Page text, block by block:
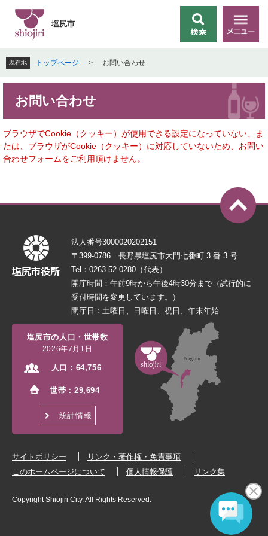
先
頭
で
を
飛
ば
本
文
へ
索
メ
ニ
塩尻市
現在地 トップページ > お問い合わせ
お問い合わせ
ブラウザでCookie（クッキー）が使用できる設定になっていない、ま
たは、ブラウザがCookie（クッキー）に対応していないため、お問い
合わせフォームをご利用頂けません。
法人番号3000020202151
〒399-0786 長野県塩尻市大門七番町 3 番 3 号
Tel：0263-52-0280（代表）
開庁時間：午前9時から午後4時30分まで（試行的に
受付時間を変更しています。）
閉庁日：土曜日、日曜日、祝日、年末年始
塩尻市の人口・世帯数
2026年7月1日
人口： 64,756
世帯：29,694
統計情報
サイトポリシー
リンク・著作権・免責事項
このホームページについて
個人情報保護 リンク集
Copyright Shiojiri City. All Rights Reserved.